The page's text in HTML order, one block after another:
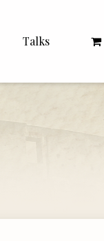
Talks
Literature Seminars